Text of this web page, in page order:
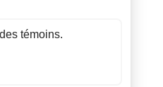
Skatepark